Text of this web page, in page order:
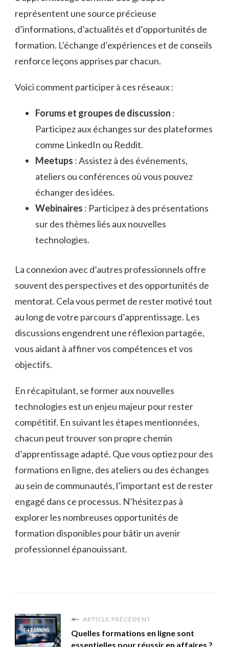
représentent une source précieuse
d’informations, d’actualités et d’opportunités de
formation. L’échange d’expériences et de conseils
renforce leçons apprises par chacun.
Voici comment participer à ces réseaux :
Forums et groupes de discussion :
Participez aux échanges sur des plateformes
comme LinkedIn ou Reddit.
Meetups : Assistez à des événements,
ateliers ou conférences où vous pouvez
échanger des idées.
Webinaires : Participez à des présentations
sur des thèmes liés aux nouvelles
technologies.
La connexion avec d’autres professionnels offre
souvent des perspectives et des opportunités de
mentorat. Cela vous permet de rester motivé tout
au long de votre parcours d’apprentissage. Les
discussions engendrent une réflexion partagée,
vous aidant à affiner vos compétences et vos
objectifs.
En récapitulant, se former aux nouvelles
technologies est un enjeu majeur pour rester
compétitif. En suivant les étapes mentionnées,
chacun peut trouver son propre chemin
d’apprentissage adapté. Que vous optiez pour des
formations en ligne, des ateliers ou des échanges
au sein de communautés, l’important est de rester
engagé dans ce processus. N’hésitez pas à
explorer les nombreuses opportunités de
formation disponibles pour bâtir un avenir
professionnel épanouissant.
ARTICLE PRÉCÉDENT
Quelles formations en ligne sont
essentielles pour réussir en affaires ?